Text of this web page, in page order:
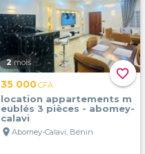
favorite_border
2 mois
35 000CFA
location appartements m
eublés 3 pièces - abomey-
calavi
location_on Abomey-Calavi, Bénin